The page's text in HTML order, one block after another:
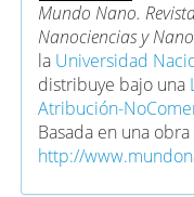
Mundo Nano.
Nanociencias y
la Universidad
distribuye bajo una
Atribución-
Basada en una obra
http://